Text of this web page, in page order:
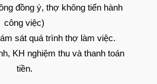
đồng ý, thợ không tiến hành
công việc)
sát quá trình thợ làm việc.
KH nghiệm thu và thanh toán
tiền.